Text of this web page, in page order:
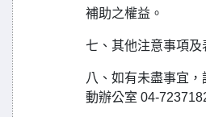
補助之權益。
七、其他注意事項及
八、如有未盡事宜
動辦公室 04-